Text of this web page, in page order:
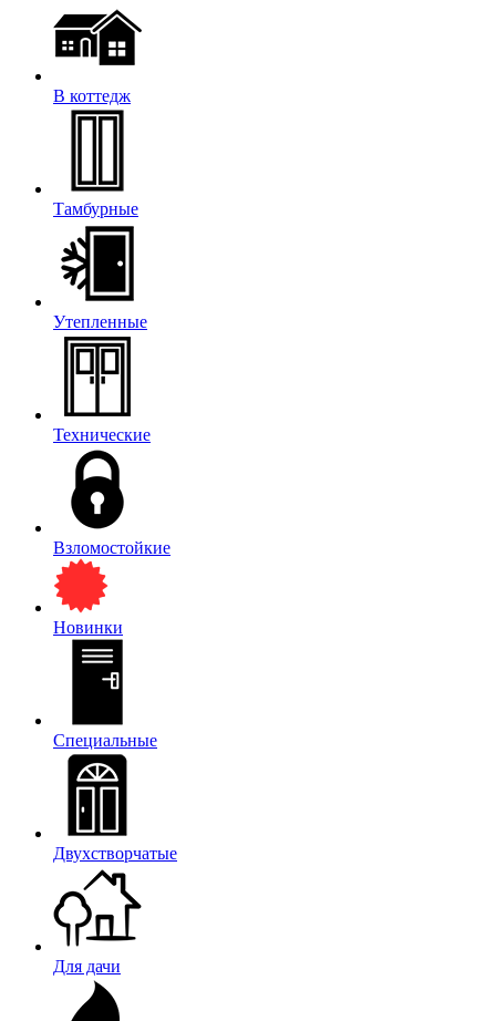
В коттедж
Тамбурные
Утепленные
Технические
Взломостойкие
Новинки
Специальные
Двухстворчатые
Для дачи